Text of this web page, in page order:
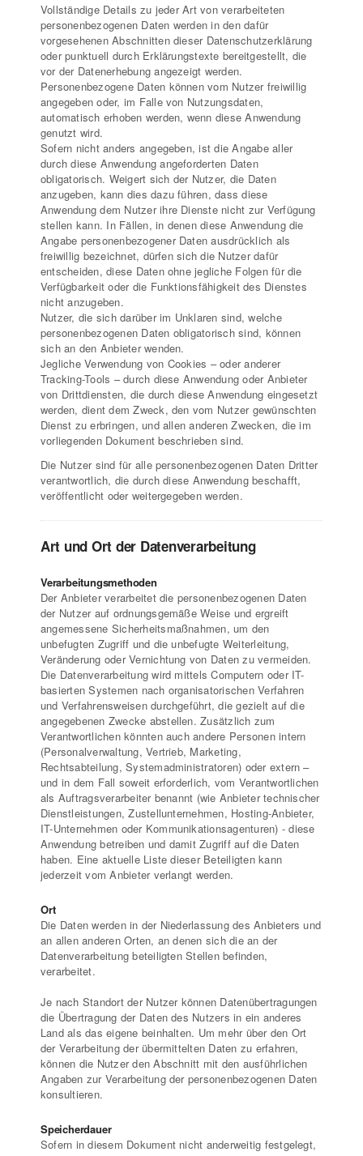
Vollständige Details zu jeder Art von verarbeiteten
personenbezogenen Daten werden in den dafür
vorgesehenen Abschnitten dieser Datenschutzerklärung
oder punktuell durch Erklärungstexte bereitgestellt, die
vor der Datenerhebung angezeigt werden.
Personenbezogene Daten können vom Nutzer freiwillig
angegeben oder, im Falle von Nutzungsdaten,
automatisch erhoben werden, wenn diese Anwendung
genutzt wird.
Sofern nicht anders angegeben, ist die Angabe aller
durch diese Anwendung angeforderten Daten
obligatorisch. Weigert sich der Nutzer, die Daten
anzugeben, kann dies dazu führen, dass diese
Anwendung dem Nutzer ihre Dienste nicht zur Verfügung
stellen kann. In Fällen, in denen diese Anwendung die
Angabe personenbezogener Daten ausdrücklich als
freiwillig bezeichnet, dürfen sich die Nutzer dafür
entscheiden, diese Daten ohne jegliche Folgen für die
Verfügbarkeit oder die Funktionsfähigkeit des Dienstes
nicht anzugeben.
Nutzer, die sich darüber im Unklaren sind, welche
personenbezogenen Daten obligatorisch sind, können
sich an den Anbieter wenden.
Jegliche Verwendung von Cookies – oder anderer
Tracking-Tools – durch diese Anwendung oder Anbieter
von Drittdiensten, die durch diese Anwendung eingesetzt
werden, dient dem Zweck, den vom Nutzer gewünschten
Dienst zu erbringen, und allen anderen Zwecken, die im
vorliegenden Dokument beschrieben sind.
Die Nutzer sind für alle personenbezogenen Daten Dritter
verantwortlich, die durch diese Anwendung beschafft,
veröffentlicht oder weitergegeben werden.
Art und Ort der Datenverarbeitung
Verarbeitungsmethoden
Der Anbieter verarbeitet die personenbezogenen Daten
der Nutzer auf ordnungsgemäße Weise und ergreift
angemessene Sicherheitsmaßnahmen, um den
unbefugten Zugriff und die unbefugte Weiterleitung,
Veränderung oder Vernichtung von Daten zu vermeiden.
Die Datenverarbeitung wird mittels Computern oder IT-
basierten Systemen nach organisatorischen Verfahren
und Verfahrensweisen durchgeführt, die gezielt auf die
angegebenen Zwecke abstellen. Zusätzlich zum
Verantwortlichen könnten auch andere Personen intern
(Personalverwaltung, Vertrieb, Marketing,
Rechtsabteilung, Systemadministratoren) oder extern –
und in dem Fall soweit erforderlich, vom Verantwortlichen
als Auftragsverarbeiter benannt (wie Anbieter technischer
Dienstleistungen, Zustellunternehmen, Hosting-Anbieter,
IT-Unternehmen oder Kommunikationsagenturen) - diese
Anwendung betreiben und damit Zugriff auf die Daten
haben. Eine aktuelle Liste dieser Beteiligten kann
jederzeit vom Anbieter verlangt werden.
Ort
Die Daten werden in der Niederlassung des Anbieters und
an allen anderen Orten, an denen sich die an der
Datenverarbeitung beteiligten Stellen befinden,
verarbeitet.
Je nach Standort der Nutzer können Datenübertragungen
die Übertragung der Daten des Nutzers in ein anderes
Land als das eigene beinhalten. Um mehr über den Ort
der Verarbeitung der übermittelten Daten zu erfahren,
können die Nutzer den Abschnitt mit den ausführlichen
Angaben zur Verarbeitung der personenbezogenen Daten
konsultieren.
Speicherdauer
Sofern in diesem Dokument nicht anderweitig festgelegt,